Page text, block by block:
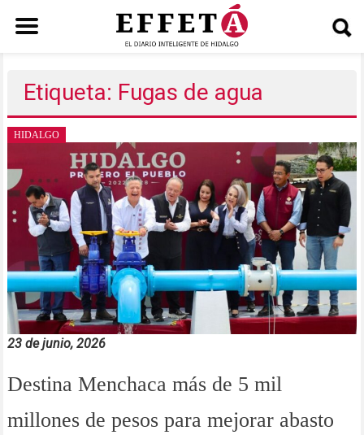
contenidoEtiqueta: Fugas de agua
HIDALGO
23 de junio, 2026
Destina Menchaca más de 5 mil
millones de pesos para mejorar abasto